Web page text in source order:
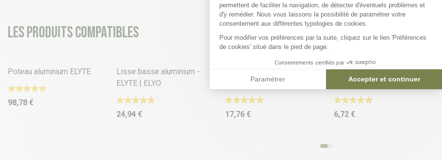
Les produits compatibles
Poteau aluminium ELYTE
98,78 €
Lisse basse aluminium -
ELYTE | ELYO
24,94 €
4 déclinaisons
ELYTE | ELYO
17,76 €
Renfort pour lame
composite - Acier
Galvanisé
6,72 €
permettent de faciliter la navigation, de détecter d'éventuels problèmes et
d'y remédier. Nous vous laissons la possibilité de paramétrer votre
consentement aux différentes typologies de cookies.
Pour modifier vos préférences par la suite, cliquez sur le lien 'Préférences
de cookies' situé dans le pied de page.
Consentements certifiés par
Paramétrer Accepter et continuer
Axeptio consent